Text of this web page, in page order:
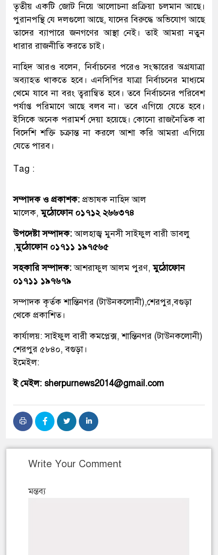
তৃতীয় একটি জোট নিয়ে আলোচনা প্রক্রিয়া চলমান আছে।
পুরানপন্থি যে দলগুলো আছে, যাদের বিরুদ্ধে অভিযোগ আছে
তাদের ব্যাপারে জনগণের আস্থা নেই। তাই আমরা নতুন
ধারার রাজনীতি করতে চাই।
নাহিদ আরও বলেন, নির্বাচনের পরেও সংস্কারের অগ্রযাত্রা
অব্যাহত থাকতে হবে। এনসিপির যাত্রা নির্বাচনের মাধ্যমে
থেমে যাবে না বরং ত্বরান্বিত হবে। তবে নির্বাচনের পরিবেশ
পর্যাপ্ত পরিমাণে আছে বলব না। তবে এগিয়ে যেতে হবে।
ইসিকে অনেক পরামর্শ দেয়া হয়েছে। কোনো রাজনৈতিক বা
বিদেশি শক্তি চক্রান্ত না করলে আশা করি আমরা এগিয়ে
যেতে পারব।
Tag :
সম্পাদক ও প্রকাশক: প্রভাষক নাহিদ আল
মালেক,মুঠোফোন ০১৭১২ ২৬৬৩৭৪
উপদেষ্টা সম্পাদক:আলহাজ্ব মুনসী সাইফুল বারী ডাবলু
,মুঠোফোন ০১৭১১ ১৯৭৫৬৫
সহকারি সম্পাদক:আশরাফুল আলম পুরণ,মুঠোফোন
০১৭১১ ১৯৭৬৭৯
সম্পাদক কৃর্তক শান্তিনগর (টাউনকলোনী),শেরপুর,বগুড়া
থেকে প্রকাশিত।
কার্যালয়: সাইফুল বারী কমপ্লেক্স, শান্তিনগর (টাউনকলোনী)
শেরপুর ৫৮৪০, বগুড়া।
ইমেইল:
ই মেইল: sherpurnews2014@gmail.com
Write Your Comment
মন্তব্য